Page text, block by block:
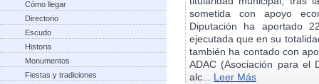
Cómo llegar
Directorio
Escudo
Historia
Monumentos
Fiestas y tradiciones
sometida con apoyo
Diputación ha aportado
ejecutada que en su
también ha contado con
ADAC (Asociación para el
alc... Leer Más